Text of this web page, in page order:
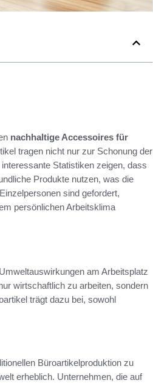
nachhaltige Accessoires für
tragen nicht nur zur Schonung der
Statistiken zeigen, dass
Produkte nutzen, was die
sind gefordert,
persönlichen Arbeitsklima
am Arbeitsplatz
wirtschaftlich zu arbeiten, sondern
trägt dazu bei, sowohl
Büroartikelproduktion zu
erheblich. Unternehmen, die auf